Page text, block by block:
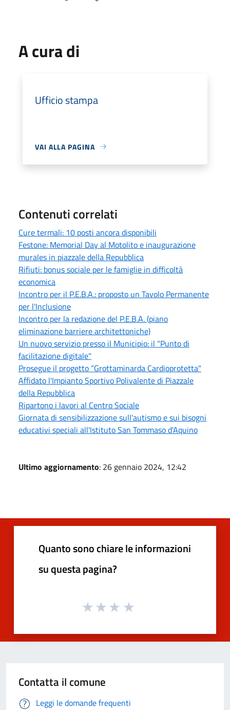
A cura di
Ufficio stampa
VAI ALLA PAGINA
Contenuti correlati
Cure termali: 10 posti ancora disponibili
Festone: Memorial Day al Motolito e inaugurazione
murales in piazzale della Repubblica
Rifiuti: bonus sociale per le famiglie in difficoltà
economica
Incontro per il P.E.B.A.: proposto un Tavolo Permanente
per l'Inclusione
Incontro per la redazione del P.E.B.A. (piano
eliminazione barriere architettoniche)
Un nuovo servizio presso il Municipio: il "Punto di
facilitazione digitale"
Prosegue il progetto “Grottaminarda Cardioprotetta"
Affidato l'Impianto Sportivo Polivalente di Piazzale
della Repubblica
Ripartono i lavori al Centro Sociale
Giornata di sensibilizzazione sull'autismo e sui bisogni
educativi speciali all'Istituto San Tommaso d'Aquino
Ultimo aggiornamento: 26 gennaio 2024, 12:42
Quanto sono chiare le informazioni
su questa pagina?
Contatta il comune
Leggi le domande frequenti